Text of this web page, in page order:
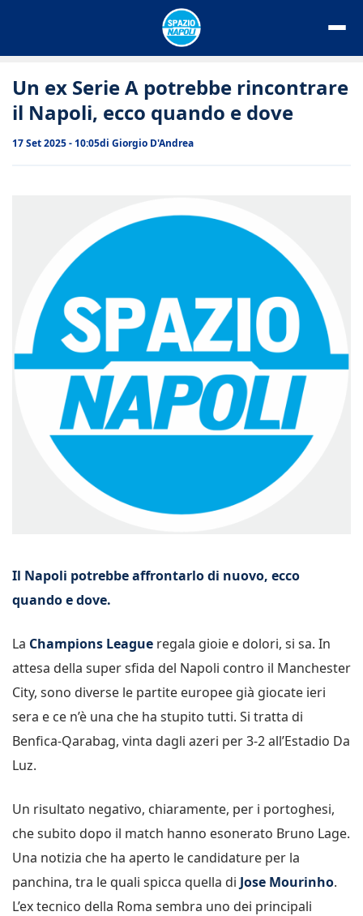
Un ex Serie A potrebbe rincontrare
il Napoli, ecco quando e dove
17 Set 2025 - 10:05di Giorgio D'Andrea
Il Napoli potrebbe affrontarlo di nuovo, ecco
quando e dove.
La Champions League regala gioie e dolori, si sa. In
attesa della super sfida del Napoli contro il Manchester
City, sono diverse le partite europee già giocate ieri
sera e ce n’è una che ha stupito tutti. Si tratta di
Benfica-Qarabag, vinta dagli azeri per 3-2 all’Estadio Da
Luz.
Un risultato negativo, chiaramente, per i portoghesi,
che subito dopo il match hanno esonerato Bruno Lage.
Una notizia che ha aperto le candidature per la
panchina, tra le quali spicca quella di Jose Mourinho.
L’ex tecnico della Roma sembra uno dei principali